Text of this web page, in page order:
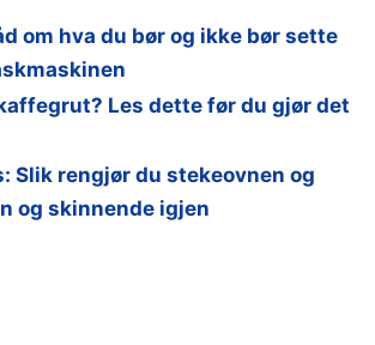
om hva du bør og ikke bør sette
Les dette før du gjør det
Slik rengjør du stekeovnen og
og skinnende igjen